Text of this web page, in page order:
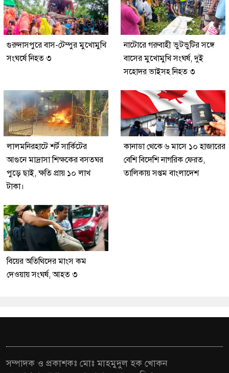
গুরুদাসপুরে বাস-টেম্পুর মুখোমুখি
সংঘর্ষে নিহত ৩
নাটোরে গরুবাহী ভুটভুটির সঙ্গে
বাসের মুখোমুখি সংঘর্ষ, দুই
সহোদর ভাইসহ নিহত ৩
লালমনিরহাটে শর্ট সার্কিটের
আগুনে মাদ্রাসা শিক্ষকের বসতঘর
পুড়ে ছাই, ক্ষতি প্রায় ১০ লাখ
টাকা।
কানাডা থেকে ৬ মাসে ১০ হাজারের
বেশি বিদেশি নাগরিক ফেরত,
তালিকায় সপ্তম বাংলাদেশ
বিয়ের অতিথিদের মাংস কম
দেওয়ায় সংঘর্ষ, আহত ৩
সম্পাদক ও প্রকাশকঃ মোঃ মাহমুদুল হক খোকন